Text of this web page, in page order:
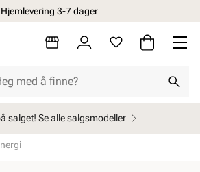
Hjemlevering 3-7 dager
salget! Se alle salgsmodeller